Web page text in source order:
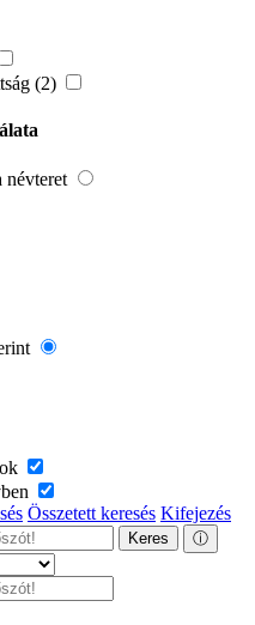
(2)
névteret
Összetett keresés Kifejezés
Keres ⓘ